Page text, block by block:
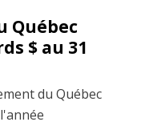
Québec
$ au 31
du Québec